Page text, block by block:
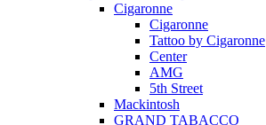
Cigaronne
Cigaronne
Tattoo by Cigaronne
Center
AMG
5th Street
Mackintosh
GRAND TABACCO